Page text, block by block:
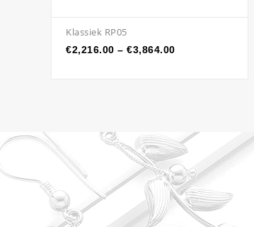
Klassiek RP05
€2,216.00 – €3,864.00